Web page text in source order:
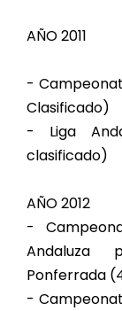
AÑO 2011
-
Clasificado)
- Liga
clasificado)
AÑO 2012
-
Andaluza
Ponferrada
-